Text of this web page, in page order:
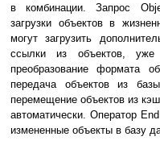
в комбинации. Запрос
загрузки объектов в
могут загрузить
ссылки из объектов,
преобразование формата
передача объектов из
перемещение объектов из
автоматически. Оператор
измененные объекты в базу